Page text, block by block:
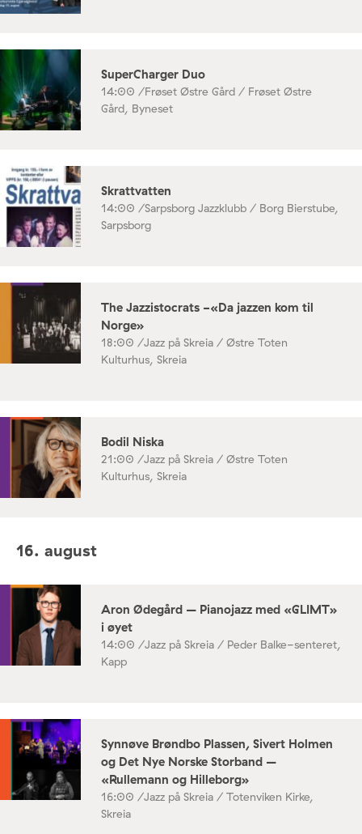
SuperCharger Duo
14:00 /Frøset Østre Gård / Frøset Østre
Gård, Byneset
Skrattvatten
14:00 /Sarpsborg Jazzklubb / Borg Bierstube,
Sarpsborg
The Jazzistocrats -«Da jazzen kom til
Norge»
18:00 /Jazz på Skreia / Østre Toten
Kulturhus, Skreia
Bodil Niska
21:00 /Jazz på Skreia / Østre Toten
Kulturhus, Skreia
16. august
Aron Ødegård – Pianojazz med «GLIMT»
i øyet
14:00 /Jazz på Skreia / Peder Balke-senteret,
Kapp
Synnøve Brøndbo Plassen, Sivert Holmen
og Det Nye Norske Storband –
«Rullemann og Hilleborg»
16:00 /Jazz på Skreia / Totenviken Kirke,
Skreia